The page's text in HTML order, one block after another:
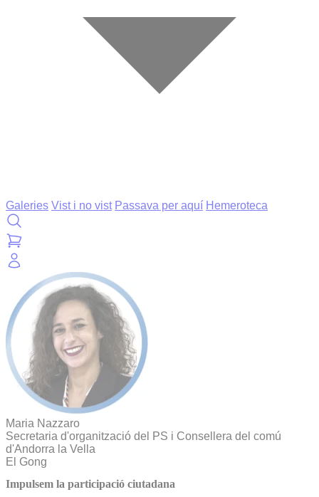
Galeries Vist i no vist Passava per aquí Hemeroteca
Maria Nazzaro
Secretaria d'organització del PS i Consellera del comú
d'Andorra la Vella
El Gong
Impulsem la participació ciutadana